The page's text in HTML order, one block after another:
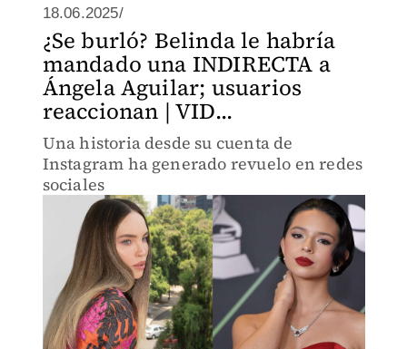
18.06.2025/
¿Se burló? Belinda le habría
mandado una INDIRECTA a
Ángela Aguilar; usuarios
reaccionan | VID...
Una historia desde su cuenta de
Instagram ha generado revuelo en redes
sociales